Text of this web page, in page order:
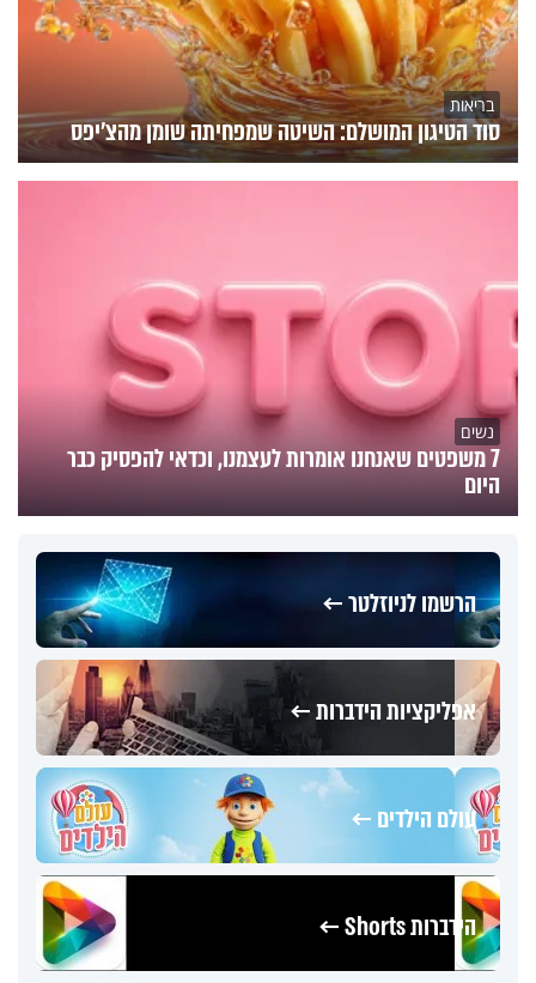
בריאות
סוד הטיגון המושלם: השיטה שמפחיתה שומן מהצ'יפס
נשים
7 משפטים שאנחנו אומרות לעצמנו, וכדאי להפסיק כבר
היום
הרשמו לניוזלטר ←
אפליקציות הידברות ←
עולם הילדים ←
הידברות Shorts ←